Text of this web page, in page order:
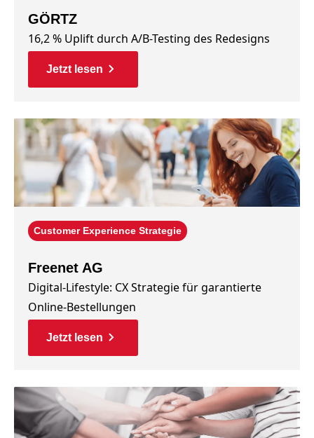
GÖRTZ
16,2 % Uplift durch A/B-Testing des Redesigns
Jetzt lesen
Customer Experience Strategie
Freenet AG
Digital-Lifestyle: CX Strategie für garantierte
Online-Bestellungen
Jetzt lesen